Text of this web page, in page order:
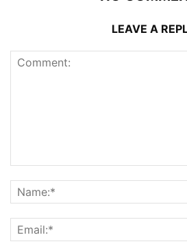
LEAVE A